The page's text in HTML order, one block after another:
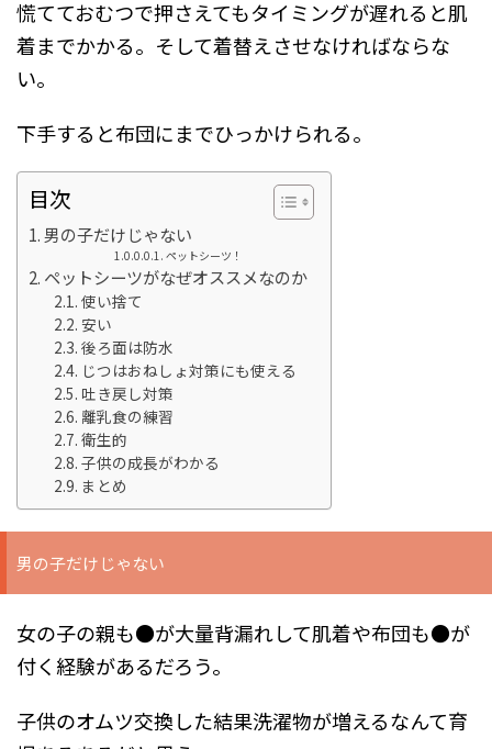
慌てておむつで押さえてもタイミングが遅れると肌
着までかかる。そして着替えさせなければならな
い。
下手すると布団にまでひっかけられる。
目次
男の子だけじゃない
ペットシーツ！
ペットシーツがなぜオススメなのか
使い捨て
安い
後ろ面は防水
じつはおねしょ対策にも使える
吐き戻し対策
離乳食の練習
衛生的
子供の成長がわかる
まとめ
男の子だけじゃない
女の子の親も●が大量背漏れして肌着や布団も●が
付く経験があるだろう。
子供のオムツ交換した結果洗濯物が増えるなんて育